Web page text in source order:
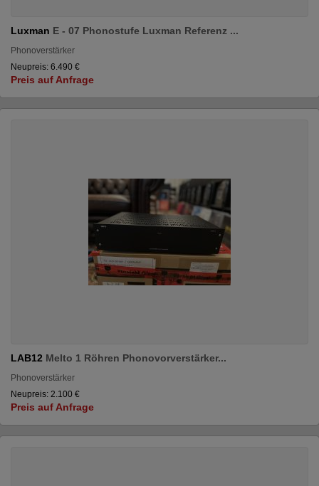
Luxman E - 07 Phonostufe Luxman Referenz ...
Phonoverstärker
Neupreis: 6.490 €
Preis auf Anfrage
LAB12 Melto 1 Röhren Phonovorverstärker...
Phonoverstärker
Neupreis: 2.100 €
Preis auf Anfrage